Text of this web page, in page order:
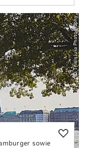
© ThisIsJulia Photography
sowie